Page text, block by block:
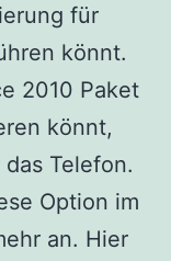
für
könnt.
2010 Paket
könnt,
Telefon.
Option im
an. Hier